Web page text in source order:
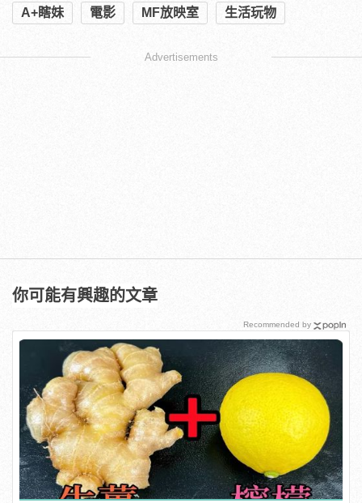
A+瞎妹 電影 MF放映室 生活玩物
Advertisements
你可能有興趣的文章
Recommended by